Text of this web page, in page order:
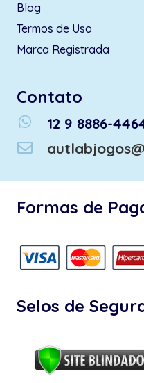
Blog
Termos de Uso
Marca Registrada
Contato
whatsapp
12 9 8886-
Formas de
Selos de